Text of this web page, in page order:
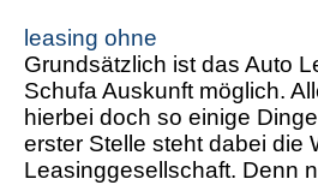
leasing ohne
Grundsätzlich ist das Auto
Schufa Auskunft möglich.
hierbei doch so einige
erster Stelle steht dabei die
Leasinggesellschaft. Denn